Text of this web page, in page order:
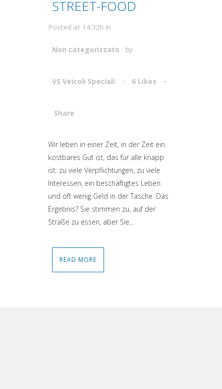
TREET-FOOD
Posted at 14:32h in
Non categorizzato by
VS Veicoli Speciali 6 Likes
Share
Attiva comando
Wir leben in einer Zeit, in der Zeit ein
kostbares Gut ist, das für alle knapp
ist: zu viele Verpflichtungen, zu viele
Interessen, ein beschäftigtes Leben
und oft wenig Geld in der Tasche. Das
Ergebnis? Sie stimmen zu, auf der
Straße zu essen, aber Sie...
READ MORE